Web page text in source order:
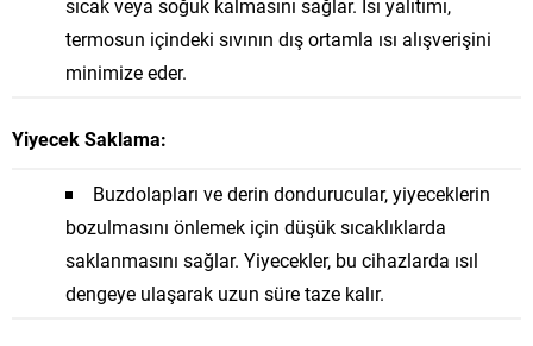
sıcak veya soğuk kalmasını sağlar. Isı yalıtımı,
termosun içindeki sıvının dış ortamla ısı alışverişini
minimize eder.
Yiyecek Saklama:
Buzdolapları ve derin dondurucular, yiyeceklerin
bozulmasını önlemek için düşük sıcaklıklarda
saklanmasını sağlar. Yiyecekler, bu cihazlarda ısıl
dengeye ulaşarak uzun süre taze kalır.